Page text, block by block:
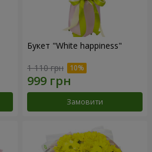
Букет "White happiness"
1 110 грн
Замовити